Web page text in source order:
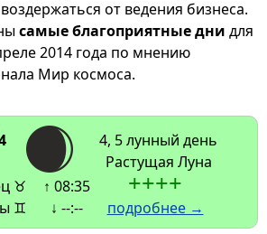
от ведения бизнеса.
самые благоприятные дни для
2014 года по мнению
Мир космоса.
4, 5 лунный день
Растущая Луна
♉
♊
↑ 08:35
↓ --:--
++++
подробнее →